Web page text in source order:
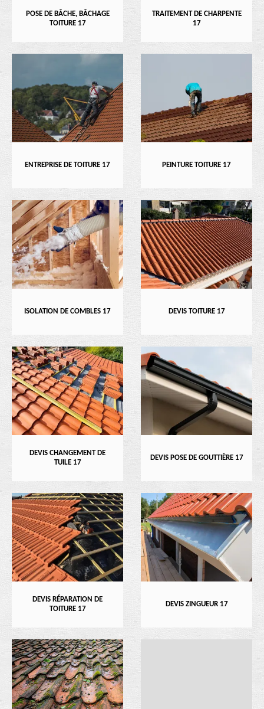
POSE DE BÂCHE, BÂCHAGE
TOITURE 17
TRAITEMENT DE CHARPENTE
17
ENTREPRISE DE TOITURE 17 PEINTURE TOITURE 17
ISOLATION DE COMBLES 17 DEVIS TOITURE 17
DEVIS CHANGEMENT DE
TUILE 17
DEVIS POSE DE GOUTTIÈRE 17
DEVIS RÉPARATION DE
TOITURE 17
DEVIS ZINGUEUR 17